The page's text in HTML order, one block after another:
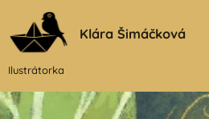
Klára Šimáčková
Ilustrátorka